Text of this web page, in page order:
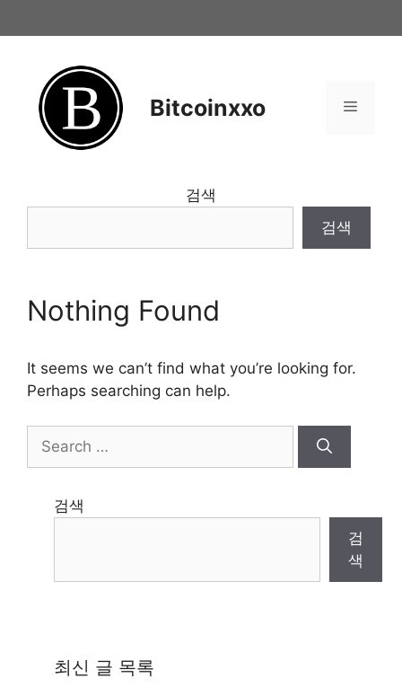
to
Bitcoinxxo Menu
검색
검색
Nothing Found
It seems we can’t find what you’re looking for.
Perhaps searching can help.
for:
검색
검
색
최신 글 목록